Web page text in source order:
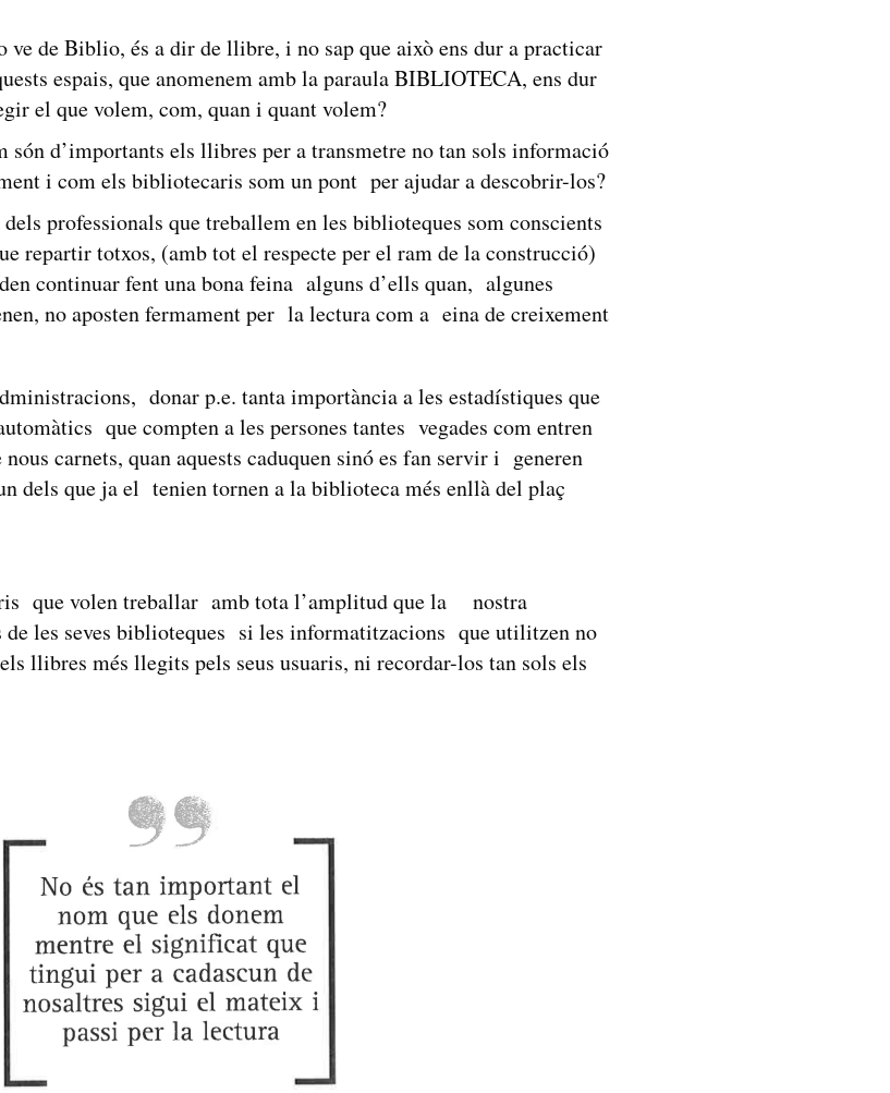
de Biblio, és a dir de llibre, i no sap que això ens dur a practicar
espais, que anomenem amb la paraula BIBLIOTECA, ens dur
el que volem, com, quan i quant volem?
són d’importants els llibres per a transmetre no tan sols informació
i com els bibliotecaris som un pont per ajudar a descobrir-los?
professionals que treballem en les biblioteques som conscients
repartir totxos, (amb tot el respecte per el ram de la construcció)
continuar fent una bona feina alguns d’ells quan, algunes
no aposten fermament per la lectura com a eina de creixement
donar p.e. tanta importància a les estadístiques que
que compten a les persones tantes vegades com entren
carnets, quan aquests caduquen sinó es fan servir i generen
dels que ja el tenien tornen a la biblioteca més enllà del plaç
que volen treballar amb tota l’amplitud que la nostra
les seves biblioteques si les informatitzacions que utilitzen no
llibres més llegits pels seus usuaris, ni recordar-los tan sols els